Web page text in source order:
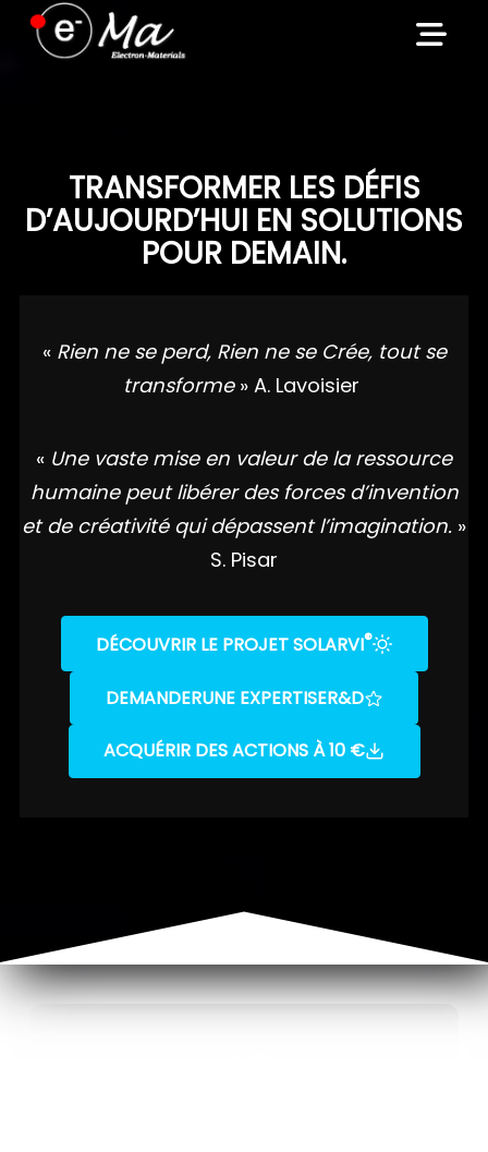
Skip
TRANSFORMER LES DÉFIS
D’AUJOURD’HUI EN SOLUTIONS
POUR DEMAIN.
« Rien ne se perd, Rien ne se Crée, tout se
transforme » A. Lavoisier
« Une vaste mise en valeur de la ressource
humaine peut libérer des forces d’invention
et de créativité qui dépassent l’imagination. »
S. Pisar
DÉCOUVRIR LE PROJET SOLARVI®
DEMANDERUNE EXPERTISER&D
ACQUÉRIR DES ACTIONS À 10 €